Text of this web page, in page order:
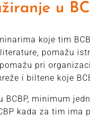
u
koje tim
pomažu
pri
i biltene koje
BCBP, minimum
kada za tim ima